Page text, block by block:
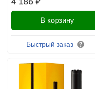
В корзину
Быстрый заказ